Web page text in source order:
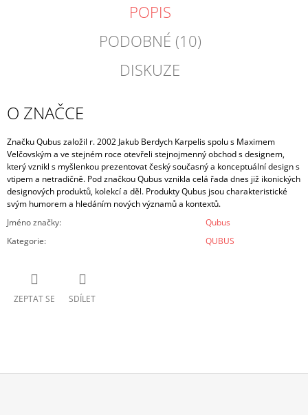
POPIS
PODOBNÉ (10)
DISKUZE
O ZNAČCE
Značku Qubus založil r. 2002 Jakub Berdych Karpelis spolu s Maximem
Velčovským a ve stejném roce otevřeli stejnojmenný obchod s designem,
který vznikl s myšlenkou prezentovat český současný a konceptuální design s
vtipem a netradičně. Pod značkou Qubus vznikla celá řada dnes již ikonických
designových produktů, kolekcí a děl. Produkty Qubus jsou charakteristické
svým humorem a hledáním nových významů a kontextů.
Jméno značky:
Qubus
Kategorie: QUBUS
ZEPTAT SE SDÍLET